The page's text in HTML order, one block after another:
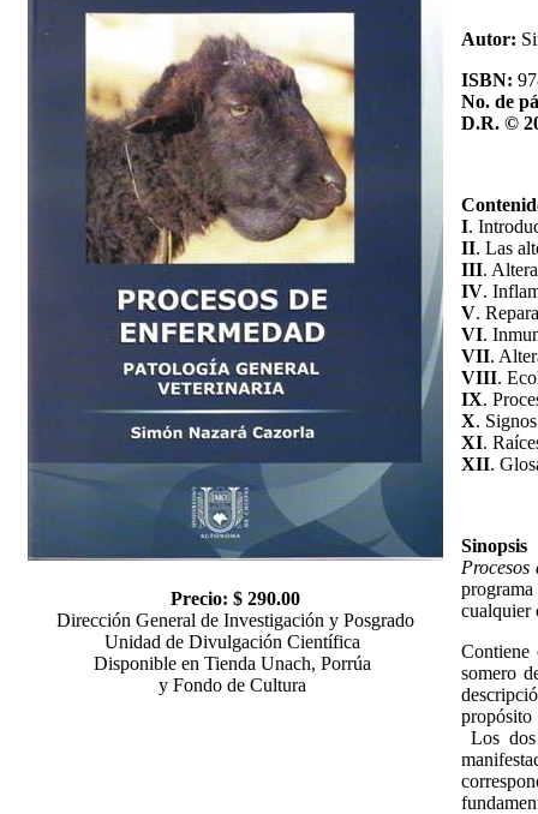
Precio: $ 290.00
Dirección General de Investigación y Posgrado
Unidad de Divulgación Científica
Disponible en Tienda Unach, Porrúa
y Fondo de Cultura
Autor:
ISBN:
No. de
D.R. ©
I.
II. Las
III.
IV.
V.
VI.
VII.
VIII.
IX.
X.
XI.
XII.
Sinopsis
cualquier
Contiene
somero
propósito
Los